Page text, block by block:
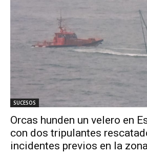
SUCESOS
Orcas hunden un velero en
con dos tripulantes
incidentes previos en la